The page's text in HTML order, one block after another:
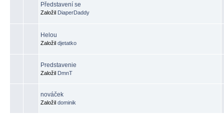
Představení se
Založil DiaperDaddy
Helou
Založil djetatko
Predstavenie
Založil DmnT
nováček
Založil dominik